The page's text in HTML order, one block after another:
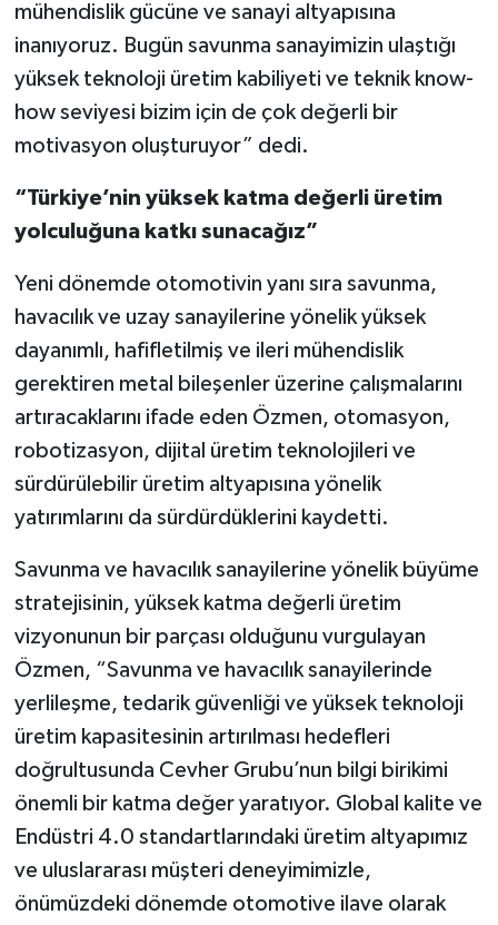
mühendislik gücüne ve sanayi altyapısına
inanıyoruz. Bugün savunma sanayimizin ulaştığı
yüksek teknoloji üretim kabiliyeti ve teknik know-
how seviyesi bizim için de çok değerli bir
motivasyon oluşturuyor” dedi.
“Türkiye’nin yüksek katma değerli üretim
yolculuğuna katkı sunacağız”
Yeni dönemde otomotivin yanı sıra savunma,
havacılık ve uzay sanayilerine yönelik yüksek
dayanımlı, hafifletilmiş ve ileri mühendislik
gerektiren metal bileşenler üzerine çalışmalarını
artıracaklarını ifade eden Özmen, otomasyon,
robotizasyon, dijital üretim teknolojileri ve
sürdürülebilir üretim altyapısına yönelik
yatırımlarını da sürdürdüklerini kaydetti.
Savunma ve havacılık sanayilerine yönelik büyüme
stratejisinin, yüksek katma değerli üretim
vizyonunun bir parçası olduğunu vurgulayan
Özmen, “Savunma ve havacılık sanayilerinde
yerlileşme, tedarik güvenliği ve yüksek teknoloji
üretim kapasitesinin artırılması hedefleri
doğrultusunda Cevher Grubu’nun bilgi birikimi
önemli bir katma değer yaratıyor. Global kalite ve
Endüstri 4.0 standartlarındaki üretim altyapımız
ve uluslararası müşteri deneyimimizle,
önümüzdeki dönemde otomotive ilave olarak